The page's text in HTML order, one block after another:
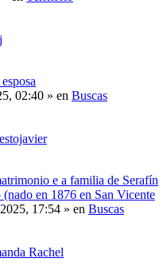
02:40 » en Buscas
e a familia de Serafín
en 1876 en San Vicente
17:54 » en Buscas
Rachel